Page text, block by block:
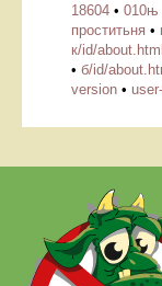
18604 • 010њ
проститьня •
к/id/about.html
• б/id/
version •